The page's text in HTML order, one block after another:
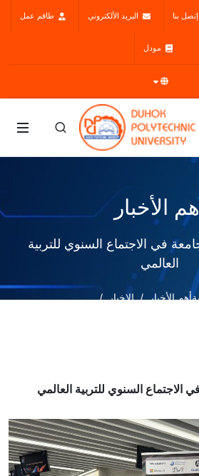
إتصل بنا البريد الألكتروني طاقم عمل
مودل
الأخبار
في الاجتماع السنوي للتربية
العالمي
أهم الأخبار
الاخبار
الاجتماع السنوي للتربية العالمي